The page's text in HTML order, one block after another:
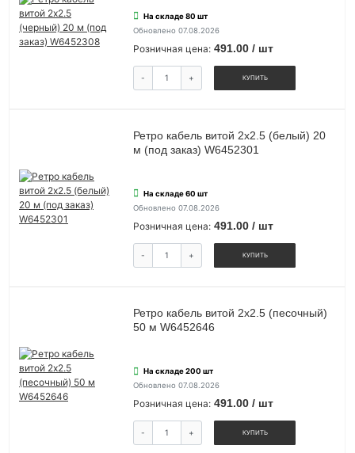
На складе 80 шт
Обновлено 07.08.2026
Розничная цена: 491.00 / шт
- + КУПИТЬ
Ретро кабель витой 2х2.5 (белый) 20
м (под заказ) W6452301
На складе 60 шт
Обновлено 07.08.2026
Розничная цена: 491.00 / шт
- + КУПИТЬ
Ретро кабель витой 2х2.5 (песочный)
50 м W6452646
На складе 200 шт
Обновлено 07.08.2026
Розничная цена: 491.00 / шт
- + КУПИТЬ